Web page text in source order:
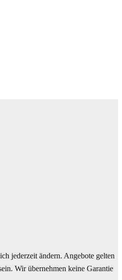
jederzeit ändern. Angebote gelten
Wir übernehmen keine Garantie